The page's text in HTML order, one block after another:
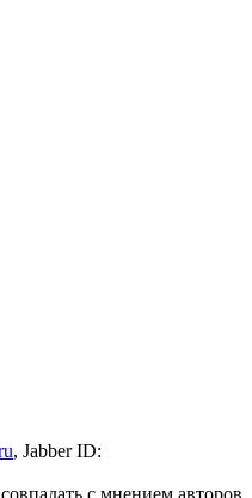
, Jabber ID: